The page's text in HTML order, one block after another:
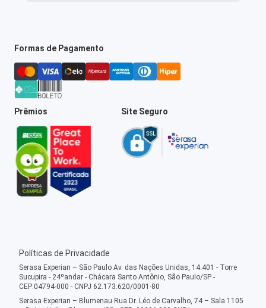
Formas de Pagamento
Prêmios Site Seguro
Políticas de Privacidade
Serasa Experian – São Paulo Av. das Nações Unidas, 14.401 - Torre
Sucupira - 24ºandar - Chácara Santo Antônio, São Paulo/SP -
CEP:04794-000 - CNPJ 62.173.620/0001-80
Serasa Experian – Blumenau Rua Dr. Léo de Carvalho, 74 – Sala 1105